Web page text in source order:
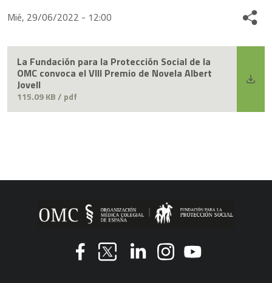
Mié, 29/06/2022 - 12:00 Share
La Fundación para la Protección Social de la
OMC convoca el VIII Premio de Novela Albert
Jovell
115.09 KB / pdf